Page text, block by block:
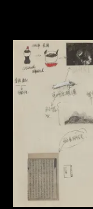
進一步篩
關於M+藏